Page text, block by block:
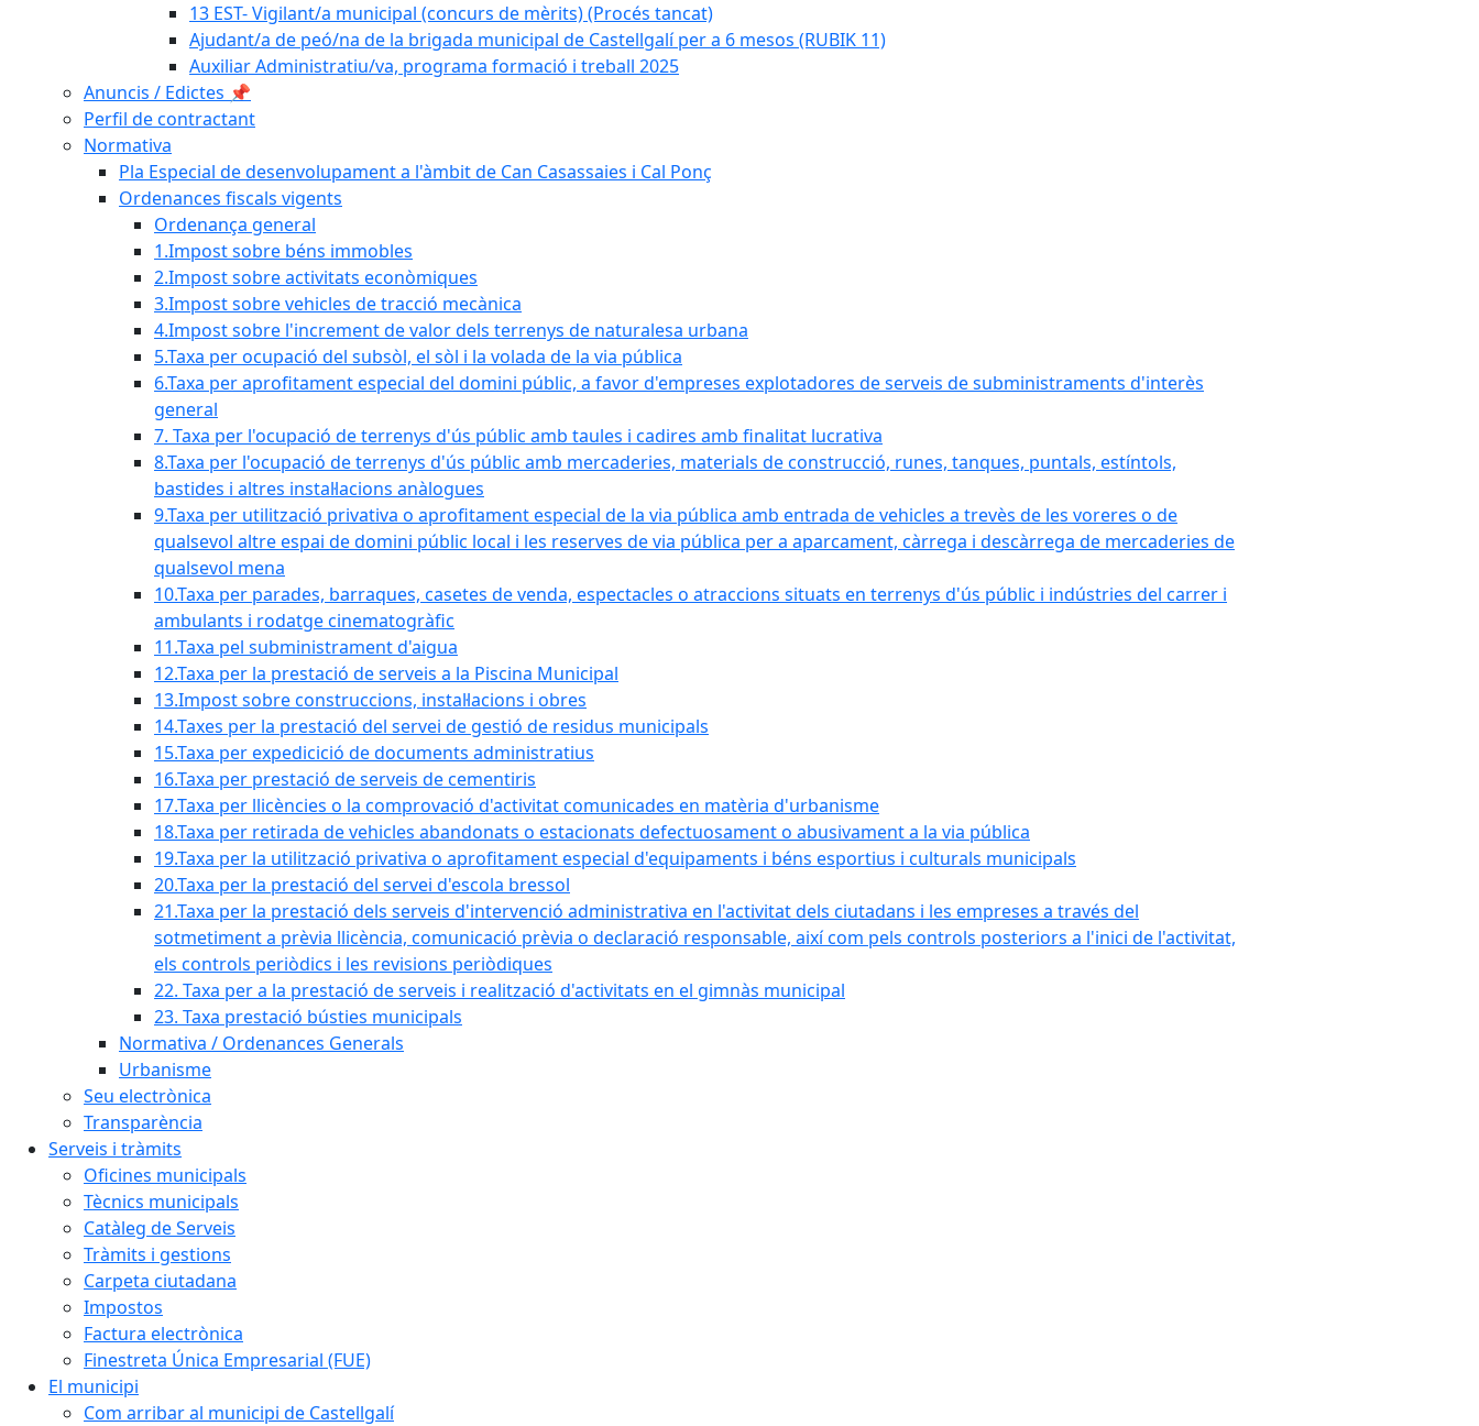
13 EST- Vigilant/a municipal (concurs de mèrits) (Procés tancat)
Ajudant/a de peó/na de la brigada municipal de Castellgalí per a 6 mesos (RUBIK 11)
Auxiliar Administratiu/va, programa formació i treball 2025
Anuncis / Edictes 📌
Perfil de contractant
Normativa
Pla Especial de desenvolupament a l'àmbit de Can Casassaies i Cal Ponç
Ordenances fiscals vigents
Ordenança general
1.Impost sobre béns immobles
2.Impost sobre activitats econòmiques
3.Impost sobre vehicles de tracció mecànica
4.Impost sobre l'increment de valor dels terrenys de naturalesa urbana
5.Taxa per ocupació del subsòl, el sòl i la volada de la via pública
6.Taxa per aprofitament especial del domini públic, a favor d'empreses explotadores de serveis de subministraments d'interès
general
7. Taxa per l'ocupació de terrenys d'ús públic amb taules i cadires amb finalitat lucrativa
8.Taxa per l'ocupació de terrenys d'ús públic amb mercaderies, materials de construcció, runes, tanques, puntals, estíntols,
bastides i altres instal·lacions anàlogues
9.Taxa per utilització privativa o aprofitament especial de la via pública amb entrada de vehicles a trevès de les voreres o de
qualsevol altre espai de domini públic local i les reserves de via pública per a aparcament, càrrega i descàrrega de mercaderies de
qualsevol mena
10.Taxa per parades, barraques, casetes de venda, espectacles o atraccions situats en terrenys d'ús públic i indústries del carrer i
ambulants i rodatge cinematogràfic
11.Taxa pel subministrament d'aigua
12.Taxa per la prestació de serveis a la Piscina Municipal
13.Impost sobre construccions, instal·lacions i obres
14.Taxes per la prestació del servei de gestió de residus municipals
15.Taxa per expedicició de documents administratius
16.Taxa per prestació de serveis de cementiris
17.Taxa per llicències o la comprovació d'activitat comunicades en matèria d'urbanisme
18.Taxa per retirada de vehicles abandonats o estacionats defectuosament o abusivament a la via pública
19.Taxa per la utilització privativa o aprofitament especial d'equipaments i béns esportius i culturals municipals
20.Taxa per la prestació del servei d'escola bressol
21.Taxa per la prestació dels serveis d'intervenció administrativa en l'activitat dels ciutadans i les empreses a través del
sotmetiment a prèvia llicència, comunicació prèvia o declaració responsable, així com pels controls posteriors a l'inici de l'activitat,
els controls periòdics i les revisions periòdiques
22. Taxa per a la prestació de serveis i realització d'activitats en el gimnàs municipal
23. Taxa prestació bústies municipals
Normativa / Ordenances Generals
Urbanisme
Seu electrònica
Transparència
Serveis i tràmits
Oficines municipals
Tècnics municipals
Catàleg de Serveis
Tràmits i gestions
Carpeta ciutadana
Impostos
Factura electrònica
Finestreta Única Empresarial (FUE)
El municipi
Com arribar al municipi de Castellgalí